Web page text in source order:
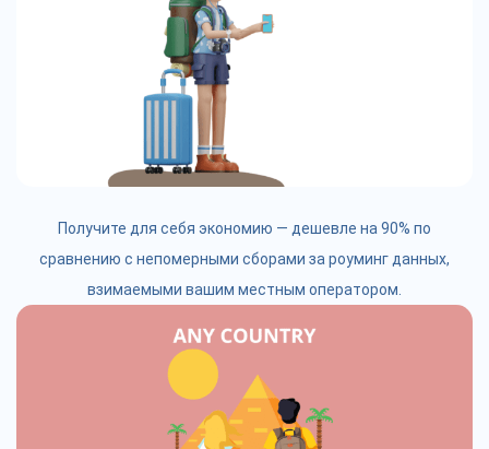
Получите для себя экономию — дешевле на 90% по
сравнению с непомерными сборами за роуминг данных,
взимаемыми вашим местным оператором.